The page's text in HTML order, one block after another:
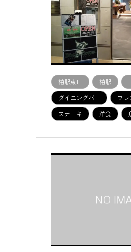
柏駅東口 柏駅
ダイニングバー
フレ
ステーキ
洋食